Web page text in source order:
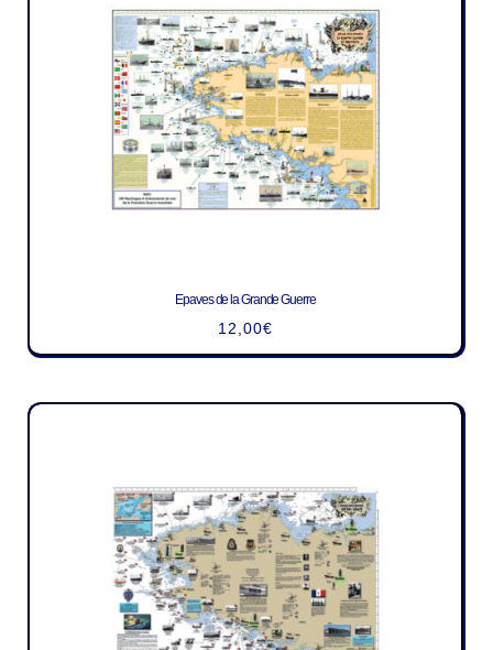
Epaves de la Grande Guerre
12,00€